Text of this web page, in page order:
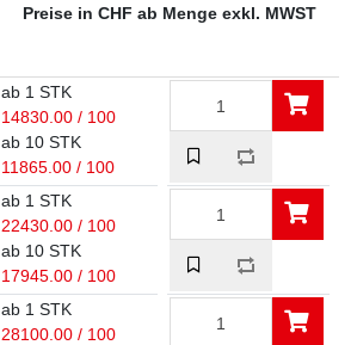
Preise in CHF ab Menge exkl. MWST
ab 1 STK
14830.00 / 100
ab 10 STK
11865.00 / 100
ab 1 STK
22430.00 / 100
ab 10 STK
17945.00 / 100
ab 1 STK
28100.00 / 100